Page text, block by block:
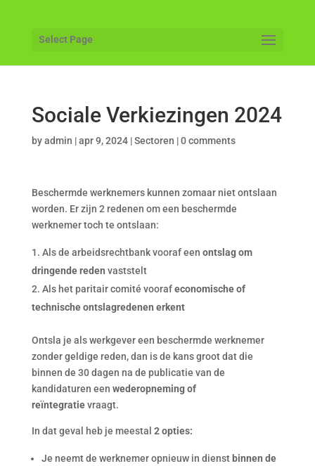
Select Page
Sociale Verkiezingen 2024
byadmin |apr 9, 2024|Sectoren |0 comments
Beschermde werknemers kunnen zomaar niet ontslaan
worden. Er zijn 2 redenen om een beschermde
werknemer toch te ontslaan:
Als de arbeidsrechtbank vooraf een ontslag om
dringende reden vaststelt
Als het paritair comité voorafeconomische of
technische ontslagredenen erkent
Ontsla je als werkgever een beschermde werknemer
zonder geldige reden, dan is de kans groot dat die
binnen de 30 dagen na de publicatie van de
kandidaturen een wederopneming of
reïntegratievraagt.
In dat geval heb je meestal 2 opties:
Je neemt de werknemer opnieuw in dienst binnen de